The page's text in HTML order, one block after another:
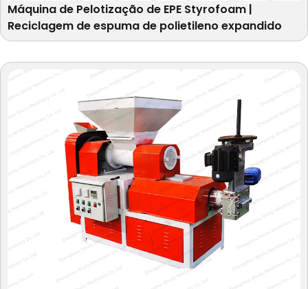
Máquina de Pelotização de EPE Styrofoam |
Reciclagem de espuma de polietileno expandido